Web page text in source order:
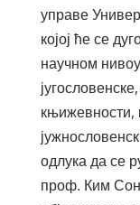
управе
којој ће се
научном
књижевности,
одлука да се
проф. Ким